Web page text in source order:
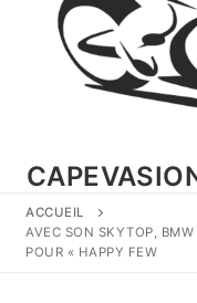
ACCUEIL
AVEC SON SKYTOP, BMW
POUR « HAPPY FEW